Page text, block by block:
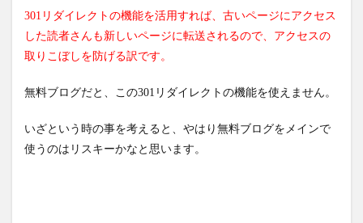
301リダイレクトの機能を活用すれば、古いページにアクセス
した読者さんも新しいページに転送されるので、アクセスの
取りこぼしを防げる訳です。
無料ブログだと、この301リダイレクトの機能を使えません。
いざという時の事を考えると、やはり無料ブログをメインで
使うのはリスキーかなと思います。